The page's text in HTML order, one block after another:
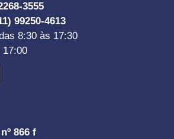
3555
99250-4613
8:30 às 17:30
17:00
866 f